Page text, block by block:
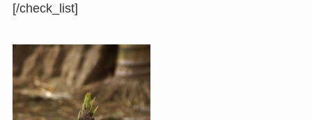
[/check_list]